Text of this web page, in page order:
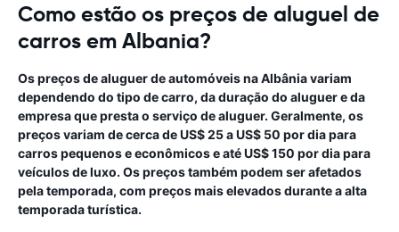
Como estão os preços de aluguel de
carros em Albania?
Os preços de aluguer de automóveis na Albânia variam
dependendo do tipo de carro, da duração do aluguer e da
empresa que presta o serviço de aluguer. Geralmente, os
preços variam de cerca de US$ 25 a US$ 50 por dia para
carros pequenos e econômicos e até US$ 150 por dia para
veículos de luxo. Os preços também podem ser afetados
pela temporada, com preços mais elevados durante a alta
temporada turística.